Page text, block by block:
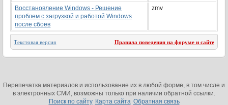
Восстановление Windows - Решение
проблем с загрузкой и работой Windows
после сбоев
zmv
Текстовая версия Правила поведения на форуме и сайте
Перепечатка материалов и использование их в любой форме, в том числе и
в электронных СМИ, возможны только при наличии обратной ссылки.
Поиск по сайту Карта сайта Обратная связь